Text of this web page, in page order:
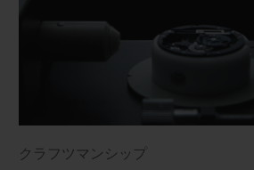
クラフツマンシップ